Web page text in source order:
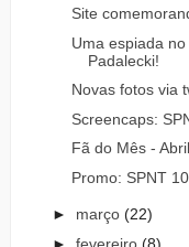
Site
Uma espiada
Padalecki!
Novas fotos via
Screencaps:
Fã do Mês -
Promo: SPNT
► março (22)